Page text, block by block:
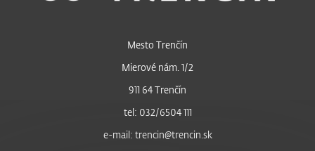
Mesto Trenčín
Mierové nám. 1/2
911 64 Trenčín
tel: 032/6504 111
e-mail: trencin@trencin.sk